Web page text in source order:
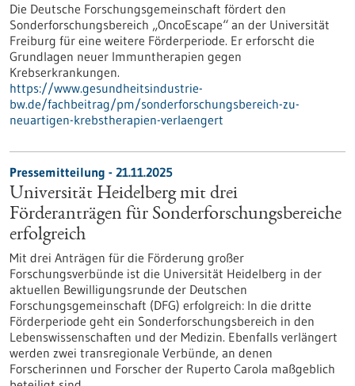
Die Deutsche Forschungsgemeinschaft fördert den
Sonderforschungsbereich „OncoEscape“ an der Universität
Freiburg für eine weitere Förderperiode. Er erforscht die
Grundlagen neuer Immuntherapien gegen
Krebserkrankungen.
https://www.gesundheitsindustrie-
bw.de/fachbeitrag/pm/sonderforschungsbereich-zu-
neuartigen-krebstherapien-verlaengert
Pressemitteilung - 21.11.2025
Universität Heidelberg mit drei
Förderanträgen für Sonderforschungsbereiche
erfolgreich
Mit drei Anträgen für die Förderung großer
Forschungsverbünde ist die Universität Heidelberg in der
aktuellen Bewilligungsrunde der Deutschen
Forschungsgemeinschaft (DFG) erfolgreich: In die dritte
Förderperiode geht ein Sonderforschungsbereich in den
Lebenswissenschaften und der Medizin. Ebenfalls verlängert
werden zwei transregionale Verbünde, an denen
Forscherinnen und Forscher der Ruperto Carola maßgeblich